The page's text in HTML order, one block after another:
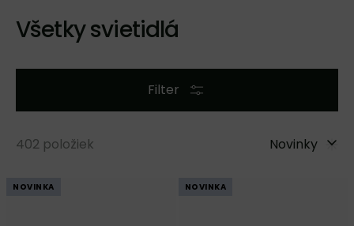
Všetky svietidlá
Filter
402 položiek Novinky
NOVINKA NOVINKA